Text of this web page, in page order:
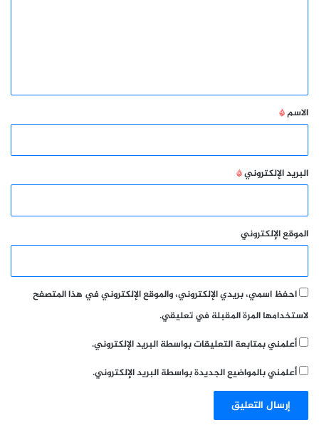
*
الاسم*
البريد الإلكتروني*
الموقع الإلكتروني
احفظ اسمي، بريدي الإلكتروني، والموقع الإلكتروني في هذا المتصفح
لاستخدامها المرة المقبلة في تعليقي.
أعلمني بمتابعة التعليقات بواسطة البريد الإلكتروني.
أعلمني بالمواضيع الجديدة بواسطة البريد الإلكتروني.